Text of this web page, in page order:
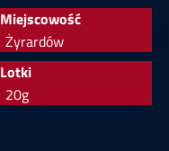
Miejscowość
Żyrardów
Lotki
20g